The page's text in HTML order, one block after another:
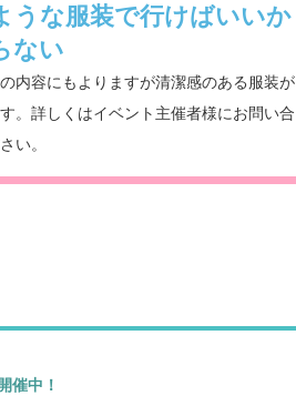
うな服装で行けばいいか
ない
内容にもよりますが清潔感のある服装が
。詳しくはイベント主催者様にお問い合
い。
催中！